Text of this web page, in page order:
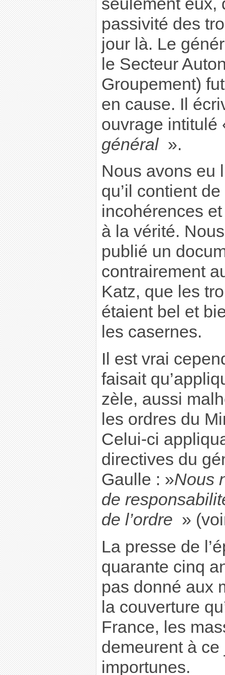
passivité des
jour là. Le
le Secteur
Groupement)
en cause. Il
ouvrage intitulé
général ».
Nous avons eu
qu’il contient
incohérences
à la vérité.
publié un
contrairement
Katz, que les
étaient bel et
les casernes.
Il est vrai
faisait
zèle, aussi
les ordres du
Celui-ci
directives du
Gaulle : »Nous
de
de l’ordre »
La presse de
quarante cinq
pas donné aux
la couverture
France, les
demeurent à
importunes.